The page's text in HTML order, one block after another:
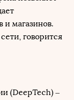
и магазинов.
говорится
(DeepTech) –